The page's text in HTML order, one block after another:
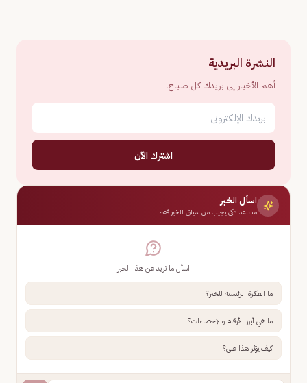
النشرة البريدية
أهم الأخبار إلى بريدك كل صباح.
اشترك الآن
اسأل الخبر
مساعد ذكي يجيب من سياق الخبر فقط
اسأل ما تريد عن هذا الخبر
ما الفكرة الرئيسية للخبر؟
ما هي أبرز الأرقام والإحصاءات؟
كيف يؤثر هذا علي؟